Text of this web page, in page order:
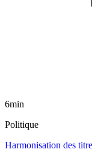
6min
Politique
Harmonisation des